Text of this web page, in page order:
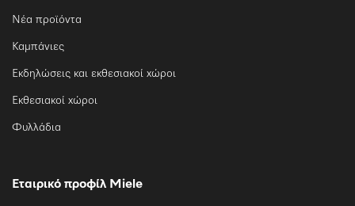
Νέα προϊόντα
Καμπάνιες
Εκδηλώσεις και εκθεσιακοί χώροι
Εκθεσιακοί χώροι
Φυλλάδια
Εταιρικό προφίλ Miele